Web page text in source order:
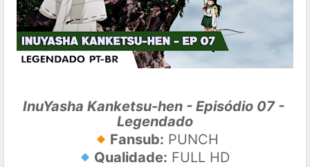
InuYasha Kanketsu-hen - Episódio 07 -
Legendado
🔸 Fansub: PUNCH
🔹 Qualidade: FULL HD